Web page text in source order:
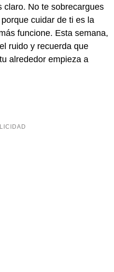
claro. No te sobrecargues
cuidar de ti es la
funcione. Esta semana,
ruido y recuerda que
alrededor empieza a